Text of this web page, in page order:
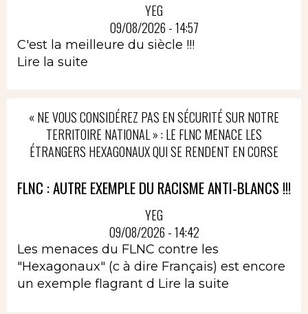
YEG
09/08/2026 - 14:57
C'est la meilleure du siècle !!!
Lire la suite
« NE VOUS CONSIDÉREZ PAS EN SÉCURITÉ SUR NOTRE
TERRITOIRE NATIONAL » : LE FLNC MENACE LES
ÉTRANGERS HEXAGONAUX QUI SE RENDENT EN CORSE
FLNC : AUTRE EXEMPLE DU RACISME ANTI-BLANCS !!!
YEG
09/08/2026 - 14:42
Les menaces du FLNC contre les
"Hexagonaux" (c à dire Français) est encore
un exemple flagrant d Lire la suite